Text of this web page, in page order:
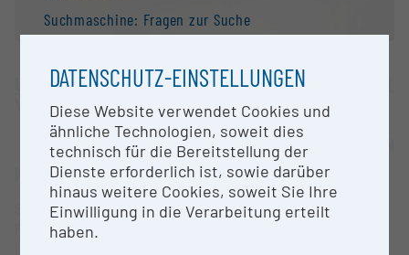
Suchmaschine: Fragen zur Suche
Information
Nationale Forschungs­infrastruktur­strategie
Forschungs­infrastrukturen in der Europäischen
Union
Forschungs­infrastruktur-Datenbanken /
Forschungs­infrastruktur-Netzwerke
Universität Wien
Wien |Website
OPEN FOR COLLABORATION
KURZBESCHREIBUNG
Spektroskopische Punktanalysen (Raman und
Photolumineszenz) zur zerstörungsfreien Analyse
DATENSCHUTZ-EINSTELLUNGEN
Diese Website verwendet Cookies und
ähnliche Technologien, soweit dies
technisch für die Bereitstellung der
Dienste erforderlich ist, sowie darüber
hinaus weitere Cookies, soweit Sie Ihre
Einwilligung in die Verarbeitung erteilt
haben.